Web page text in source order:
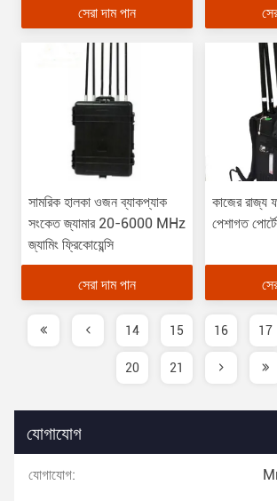
সেরা দাম পান
সামরিক হালকা ওজন ব্যাকপ্যাক
সংকেত জ্যামার 20-6000 MHz
জ্যামিং ফ্রিকোয়েন্সি
সেরা দাম পান
কাজের রাজ্য
পেশাগত
14 15 16 17
20 21
যোগাযোগ
যোগাযোগ: